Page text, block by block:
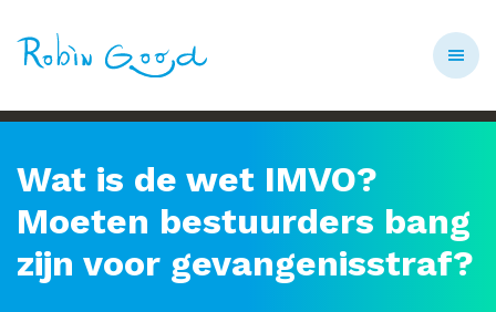
Wat is de wet IMVO?
Moeten bestuurders bang
zijn voor gevangenisstraf?